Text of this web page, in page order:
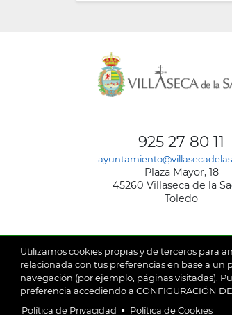
Utilizamos cookies propias y de terceros para
relacionada con tus preferencias en base a
navegación (por ejemplo, páginas visitadas).
preferencia accediendo a CONFIGURACIÓN
Política de Privacidad
Política de Cookies
925 27 80 11
Plaza Mayor, 18
45260 Villaseca de la
Toledo